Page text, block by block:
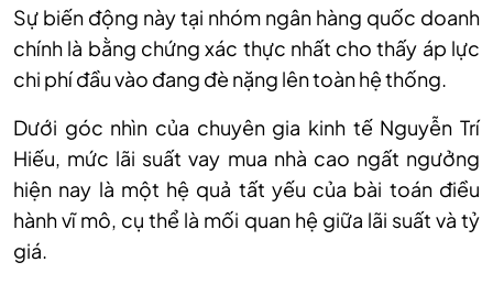
Sự biến động này tại nhóm ngân hàng quốc doanh
chính là bằng chứng xác thực nhất cho thấy áp lực
chi phí đầu vào đang đè nặng lên toàn hệ thống.
Dưới góc nhìn của chuyên gia kinh tế Nguyễn Trí
Hiếu, mức lãi suất vay mua nhà cao ngất ngưởng
hiện nay là một hệ quả tất yếu của bài toán điều
hành vĩ mô, cụ thể là mối quan hệ giữa lãi suất và tỷ
giá.